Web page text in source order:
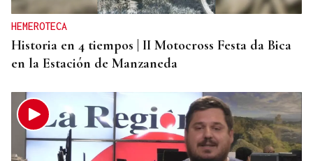
HEMEROTECA
Historia en 4 tiempos | II Motocross Festa da Bica
en la Estación de Manzaneda